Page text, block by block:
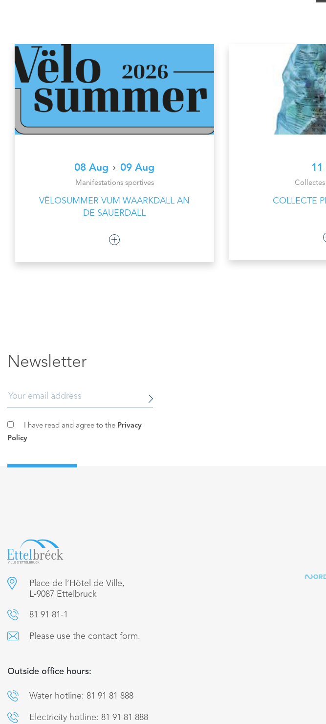
08 Aug 09 Aug
Manifestations sportives
VËLOSUMMER VUM WAARKDALL AN
DE SAUERDALL
11
COLLECTE
Newsletter
I have read and agree to the Privacy
Policy
Place de l’Hôtel de Ville,
L-9087 Ettelbruck
81 91 81-1
Please use the contact form.
Outside office hours:
Water hotline: 81 91 81 888
Electricity hotline: 81 91 81 888